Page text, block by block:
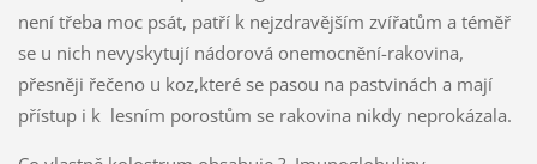
není třeba moc psát, patří k nejzdravějším zvířatům a téměř
se u nich nevyskytují nádorová onemocnění-rakovina,
přesněji řečeno u koz,které se pasou na pastvinách a mají
přístup i k lesním porostům se rakovina nikdy neprokázala.